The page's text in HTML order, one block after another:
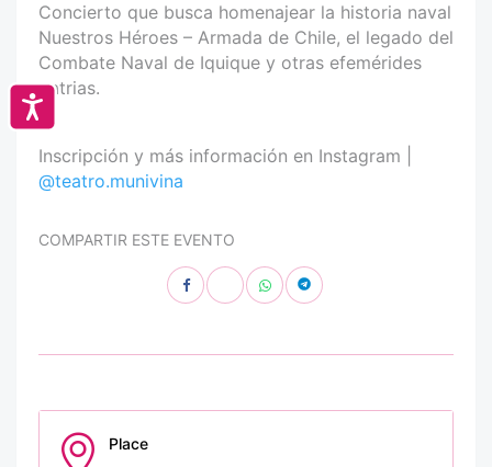
Concierto que busca homenajear la historia naval
Nuestros Héroes – Armada de Chile, el legado del
Combate Naval de Iquique y otras efemérides
patrias.
Inscripción y más información en Instagram |
@teatro.munivina
COMPARTIR ESTE EVENTO
Place